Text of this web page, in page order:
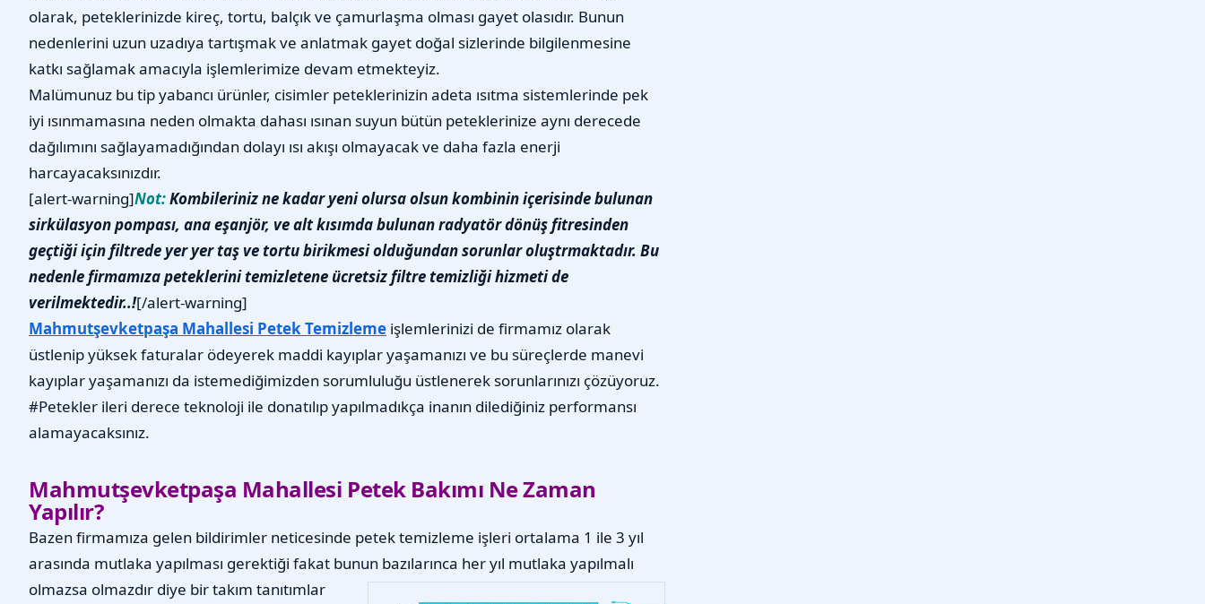
olarak, peteklerinizde kireç, tortu, balçık ve çamurlaşma olması gayet olasıdır. Bunun
nedenlerini uzun uzadıya tartışmak ve anlatmak gayet doğal sizlerinde bilgilenmesine
katkı sağlamak amacıyla işlemlerimize devam etmekteyiz.
Malümunuz bu tip yabancı ürünler, cisimler peteklerinizin adeta ısıtma sistemlerinde pek
iyi ısınmamasına neden olmakta dahası ısınan suyun bütün peteklerinize aynı derecede
dağılımını sağlayamadığından dolayı ısı akışı olmayacak ve daha fazla enerji
harcayacaksınızdır.
[alert-warning]Not:Kombileriniz ne kadar yeni olursa olsun kombinin içerisinde bulunan
sirkülasyon pompası, ana eşanjör, ve alt kısımda bulunan radyatör dönüş fitresinden
geçtiği için filtrede yer yer taş ve tortu birikmesi olduğundan sorunlar oluştrmaktadır. Bu
nedenle firmamıza peteklerini temizletene ücretsiz filtre temizliği hizmeti de
verilmektedir..![/alert-warning]
Mahmutşevketpaşa Mahallesi Petek Temizleme işlemlerinizi de firmamız olarak
üstlenip yüksek faturalar ödeyerek maddi kayıplar yaşamanızı ve bu süreçlerde manevi
kayıplar yaşamanızı da istemediğimizden sorumluluğu üstlenerek sorunlarınızı çözüyoruz.
#Petekler ileri derece teknoloji ile donatılıp yapılmadıkça inanın dilediğiniz performansı
alamayacaksınız.
Mahmutşevketpaşa Mahallesi Petek Bakımı Ne Zaman
Yapılır?
Bazen firmamıza gelen bildirimler neticesinde petek temizleme işleri ortalama 1 ile 3 yıl
arasında mutlaka yapılması gerektiği fakat bunun bazılarınca her yıl mutlaka yapılmalı
olmazsa olmazdır diye bir takım tanıtımlar